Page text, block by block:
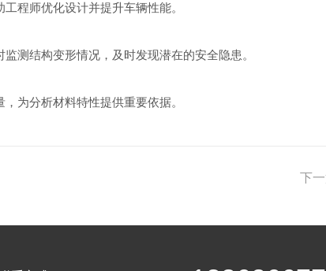
程师优化设计并提升车辆性能。
结构变形情况，及时发现潜在的安全隐患。
为分析材料特性提供重要依据。
下一